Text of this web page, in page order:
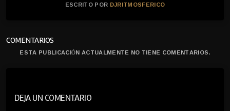
ESCRITO POR DJRITMOSFERICO
COMENTARIOS
ESTA PUBLICACIÓN ACTUALMENTE NO TIENE COMENTARIOS.
DEJA UN COMENTARIO